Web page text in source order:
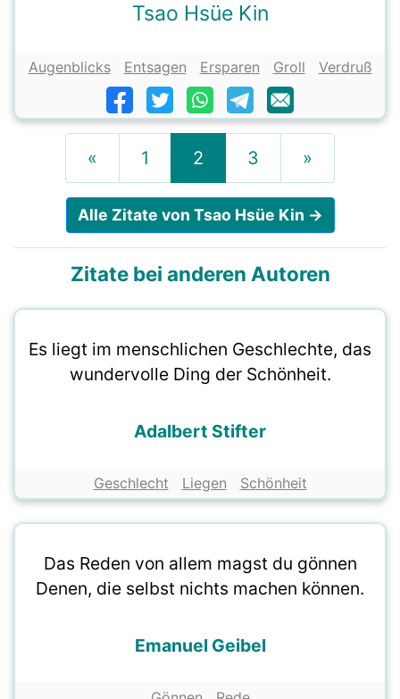
Tsao Hsüe Kin
Augenblicks Entsagen Ersparen Groll Verdruß
« 1 2 3 »
Alle Zitate von Tsao Hsüe Kin →
Zitate bei anderen Autoren
Es liegt im menschlichen Geschlechte, das
wundervolle Ding der Schönheit.
Adalbert Stifter
Geschlecht Liegen Schönheit
Das Reden von allem magst du gönnen
Denen, die selbst nichts machen können.
Emanuel Geibel